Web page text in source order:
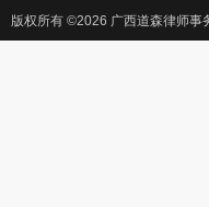
版权所有 ©2026 广西道森律师事